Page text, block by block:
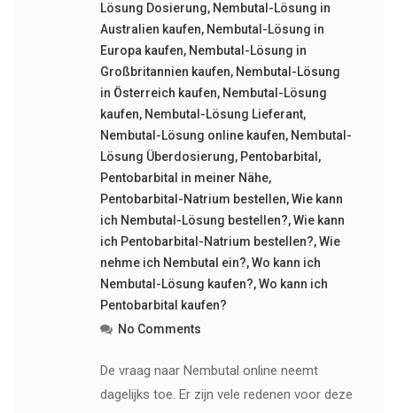
Lösung Dosierung, Nembutal-Lösung in
Australien kaufen, Nembutal-Lösung in
Europa kaufen, Nembutal-Lösung in
Großbritannien kaufen, Nembutal-Lösung
in Österreich kaufen, Nembutal-Lösung
kaufen, Nembutal-Lösung Lieferant,
Nembutal-Lösung online kaufen, Nembutal-
Lösung Überdosierung, Pentobarbital ,
Pentobarbital in meiner Nähe,
Pentobarbital-Natrium bestellen,Wie kann
ich Nembutal-Lösung bestellen?,Wie kann
ich Pentobarbital-Natrium bestellen?,Wie
nehme ich Nembutal ein?,Wo kann ich
Nembutal-Lösung kaufen?,Wo kann ich
Pentobarbital kaufen?
No Comments
De vraag naar Nembutal online neemt
dagelijks toe. Er zijn vele redenen voor deze